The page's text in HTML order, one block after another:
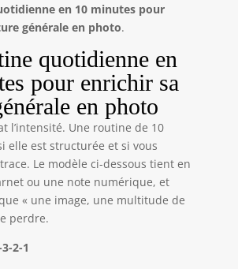
en 10 minutes pour
générale en photo.
quotidienne en
pour enrichir sa
en photo
l’intensité. Une routine de 10
elle est structurée et si vous
Le modèle ci-dessous tient en
ou une note numérique, et
« une image, une multitude de
perdre.
2-1